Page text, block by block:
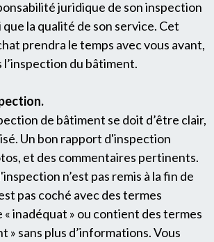
juridique de son inspection
la qualité de son service. Cet
prendra le temps avec vous avant,
du bâtiment.
de bâtiment se doit d’être clair,
Un bon rapport d'inspection
et des commentaires pertinents.
n’est pas remis à la fin de
pas coché avec des termes
inadéquat » ou contient des termes
» sans plus d’informations. Vous